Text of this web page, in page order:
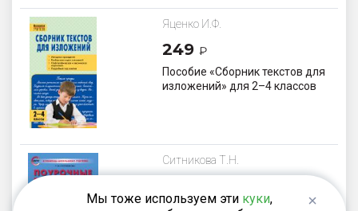
Яценко И.Ф.
249 ₽
Пособие «Сборник текстов для
изложений» для 2–4 классов
Ситникова Т.Н.
Поурочные разработки по
Мы тоже используем эти куки,